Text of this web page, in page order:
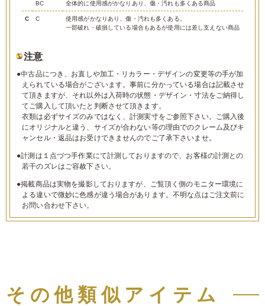
BC 全体的に使用感がかなりあり、傷・汚れも多くある商品
C C
使用感がかなりあり、傷・汚れも多くある。
一部破れ・破損している場合もあるが使用には差し支えない商品
注意
●中古品につき、お直しや加工・リカラー・デザインの変更等の手が加
えられている場合がございます。事前に分かっている場合は記載させ
て頂きますが、それ以外は入荷時の状態・デザイン・寸法をご納得し
てご購入して頂いたと判断させて頂きます。
衣類は必ずサイズのみではなく、計測実寸をご参照下さい。ご購入後
にオリジナルと違う、サイズが合わない等の理由でのクレーム及びキ
ャンセル・返品はお受けできませんのでご了承下さいませ。
●計測は１点づつ手作業にて計測しておりますので、お客様の計測との
若干のズレはご容赦下さい。
●掲載商品は実物を撮影しておりますが、ご覧頂く側のモニター環境に
よる違いで微妙に色感が違う場合があります。不明な点はご注文前に
お問い合わせ下さい。
その他類似アイテム